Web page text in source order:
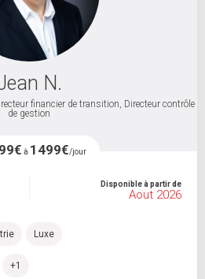
métier(s)
1700 €
+ de 30 ans
N.
financier de transition, Directeur contrôle
de gestion
à 1499€/jour
Disponible à partir de
Aout 2026
Luxe
+1